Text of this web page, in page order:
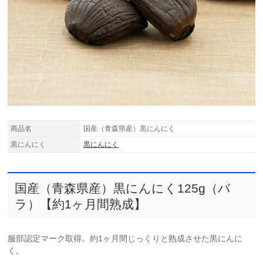
商品名
国産（青森県産）黒にんにく
黒にんにく
黒にんにく
国産（青森県産）黒にんにく125g（バ
ラ）【約1ヶ月間熟成】
服部認定マーク取得。約1ヶ月間じっくりと熟成させた黒にんに
く。